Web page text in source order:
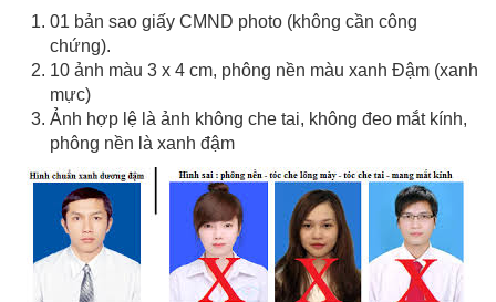
01 bản sao giấy CMND photo (không cần công
chứng).
10 ảnh màu 3 x 4 cm, phông nền màu xanh Đậm (xanh
mực)
Ảnh hợp lệ là ảnh không che tai, không đeo mắt kính,
phông nền là xanh đậm